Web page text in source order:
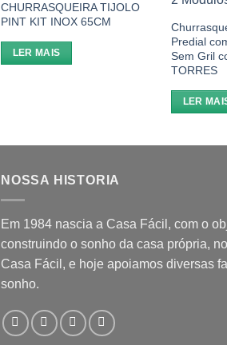
CHURRASQUEIRA TIJOLO
PINT KIT INOX 65CM
LER MAIS
Predial
Sem Gril
TORRES
LER
NOSSA HISTORIA
Em 1984 nascia a Casa Fácil, com o
construindo o sonho da casa própria,
Casa Fácil, e hoje apoiamos diversas
sonho.